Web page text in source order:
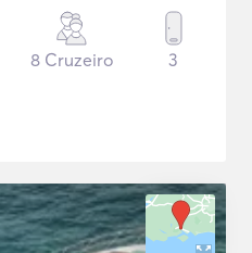
8 Cruzeiro 3